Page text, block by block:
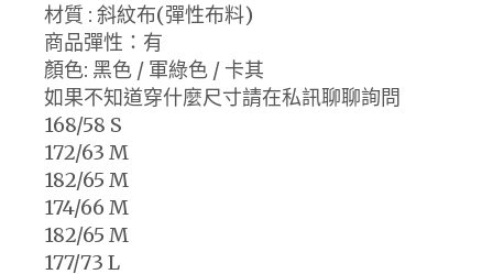
材質 : 斜紋布(彈性布料)
商品彈性：有
顏色: 黑色 / 軍綠色 / 卡其
如果不知道穿什麼尺寸請在私訊聊聊詢問
168/58 S
172/63 M
182/65 M
174/66 M
182/65 M
177/73 L